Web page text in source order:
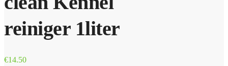
reiniger 1liter
€14.50